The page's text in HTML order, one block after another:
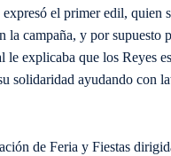
el primer edil, quien
la campaña, y por supuesto
le explicaba que los Reyes
solidaridad ayudando con
de Feria y Fiestas